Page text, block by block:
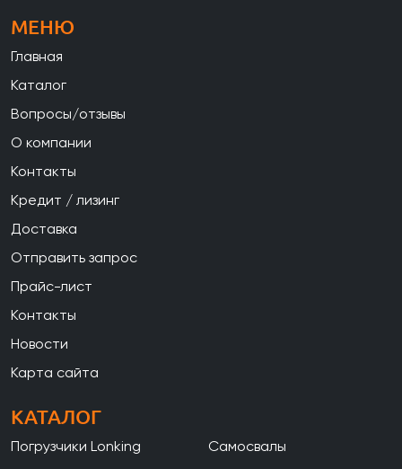
МЕНЮ
Главная
Каталог
Вопросы/отзывы
О компании
Контакты
Кредит / лизинг
Доставка
Отправить запрос
Прайс-лист
Контакты
Новости
Карта сайта
КАТАЛОГ
Погрузчики Lonking
Самосвалы